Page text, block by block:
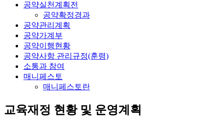
공약실천계획전
공약확정경과
공약관리계획
공약가계부
공약이행현황
공약사항 관리규정(훈령)
소통과 참여
매니페스토
매니페스토란
교육재정 현황 및 운영계획